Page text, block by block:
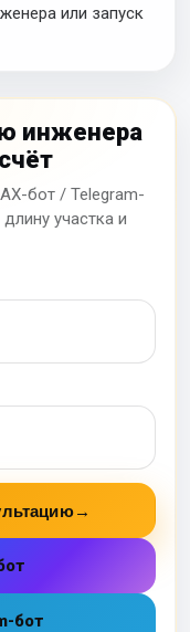
или запуск
инженера
бот / Telegram-
участка и
→
бот